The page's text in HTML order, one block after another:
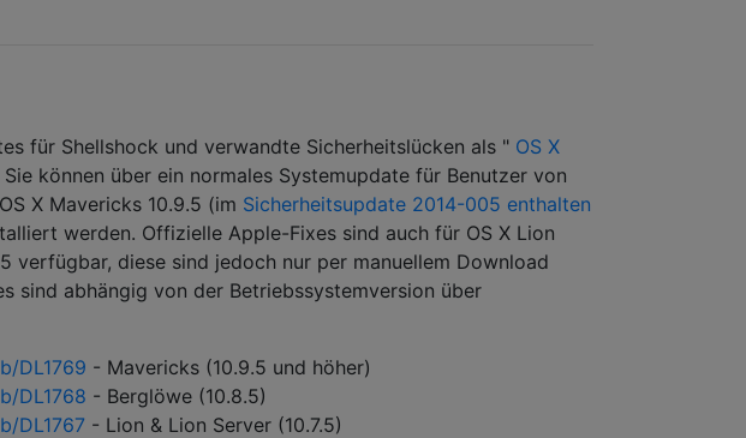
für Shellshock und verwandte Sicherheitslücken als " OS X
können über ein normales Systemupdate für Benutzer von
X Mavericks 10.9.5 (im Sicherheitsupdate 2014-005 enthalten
werden. Offizielle Apple-Fixes sind auch für OS X Lion
verfügbar, diese sind jedoch nur per manuellem Download
sind abhängig von der Betriebssystemversion über
DL1769 - Mavericks (10.9.5 und höher)
DL1768 - Berglöwe (10.8.5)
DL1767 - Lion & Lion Server (10.7.5)